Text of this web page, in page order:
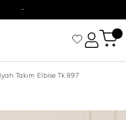
verilecektir.
Takım Elbise Tk 897